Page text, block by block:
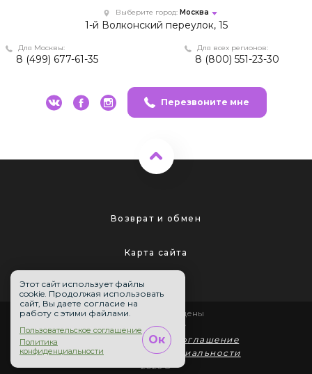
Выберите город: Москва
1-й Волконский переулок, 15
Для всех регионов:
8 (800) 551-23-30
Для Москвы:
8 (499) 677-61-35
Перезвоните мне
Возврат и обмен
Карта сайта
Все права защищены
mir-reborn.ru
Пользовательское соглашение
Политика конфиденциальности
2026 ©
Этот сайт использует файлы
cookie. Продолжая использовать
сайт, Вы даете согласие на
работу с этими файлами.
Пользовательское соглашение
Политика
конфиденциальности
Ок